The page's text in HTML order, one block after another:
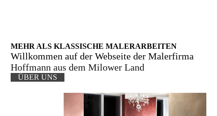
MEHR ALS KLASSISCHE MALER­ARBEITEN
Willkommen auf der Webseite der Malerfirma
Hoffmann aus dem Milower Land
ÜBER UNS